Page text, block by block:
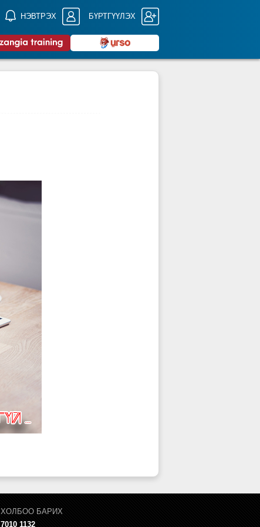
НЭВТРЭХ БҮРТГҮҮЛЭХ
ХОЛБОО БАРИХ
7010 1132